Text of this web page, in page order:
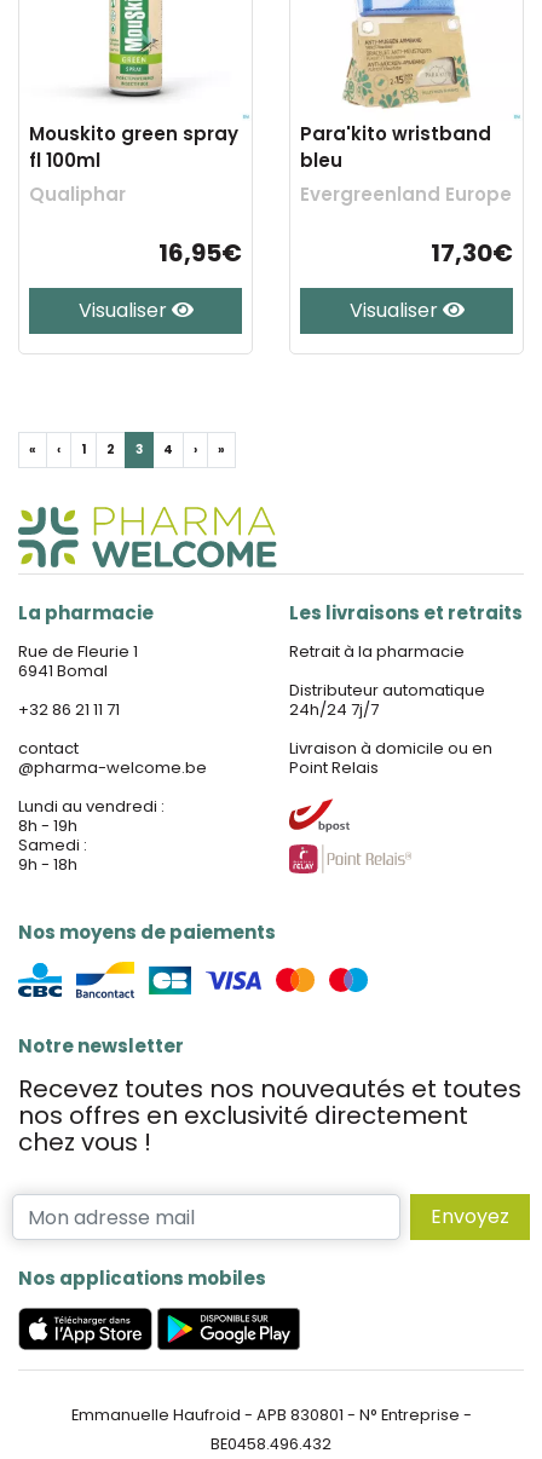
Mouskito green spray
fl 100ml
Qualiphar
16,95€
Visualiser
Para'kito wristband
bleu
Evergreenland Europe
17,30€
Visualiser
« ‹ 1 2 3 4 › »
La pharmacie
Rue de Fleurie 1
6941 Bomal
+32 86 21 11 71
contact
@pharma-welcome.be
Lundi au vendredi :
8h - 19h
Samedi :
9h - 18h
Nos moyens de paiements
Les livraisons et retraits
Retrait à la pharmacie
Distributeur automatique
24h/24 7j/7
Livraison à domicile ou en
Point Relais
Notre newsletter
Recevez toutes nos nouveautés et toutes
nos offres en exclusivité directement
chez vous !
Envoyez
Nos applications mobiles
Emmanuelle Haufroid - APB 830801 - N° Entreprise -
BE0458.496.432